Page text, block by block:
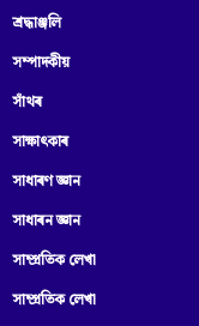
শ্ৰদ্ধাঞ্জলি
সম্পাদকীয়
সাঁথৰ
সাক্ষাৎকাৰ
সাধাৰণ জ্ঞান
সাধাৰন জ্ঞান
সাম্প্রতিক লেখা
সাম্প্ৰতিক লেখা